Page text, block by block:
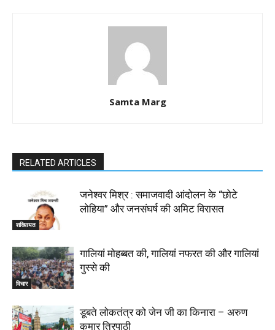
Samta Marg
RELATED ARTICLES
शख्सियत
जनेश्वर मिश्र : समाजवादी आंदोलन के “छोटे
लोहिया” और जनसंघर्ष की अमिट विरासत
विचार
गालियां मोहब्बत की, गालियां नफरत की और गालियां
गुस्से की
डूबते लोकतंत्र को जेन जी का किनारा – अरुण
कुमार त्रिपाठी